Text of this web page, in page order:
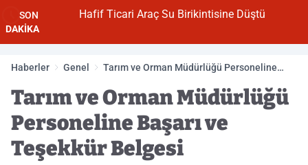
SON
DAKİKA
Hafif Ticari Araç Su Birikintisine Düştü
Haberler Genel
Tarım ve Orman Müdürlüğü Personeline
Tarım ve Orman Müdürlüğü
Personeline Başarı ve
Teşekkür Belgesi